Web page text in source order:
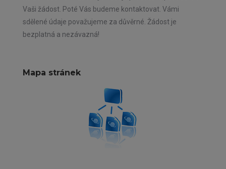
Vaši žádost. Poté Vás budeme kontaktovat. Vámi
sdělené údaje považujeme za důvěrné. Žádost je
bezplatná a nezávazná!
Mapa stránek